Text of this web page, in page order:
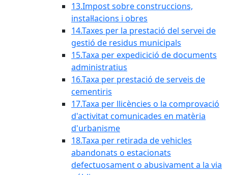
13.Impost sobre construccions,
instal·lacions i obres
14.Taxes per la prestació del servei de
gestió de residus municipals
15.Taxa per expedicició de documents
administratius
16.Taxa per prestació de serveis de
cementiris
17.Taxa per llicències o la comprovació
d'activitat comunicades en matèria
d'urbanisme
18.Taxa per retirada de vehicles
abandonats o estacionats
defectuosament o abusivament a la via